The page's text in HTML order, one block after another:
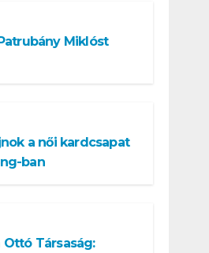
Miklóst
a női kardcsapat
ban
Ottó Társaság: